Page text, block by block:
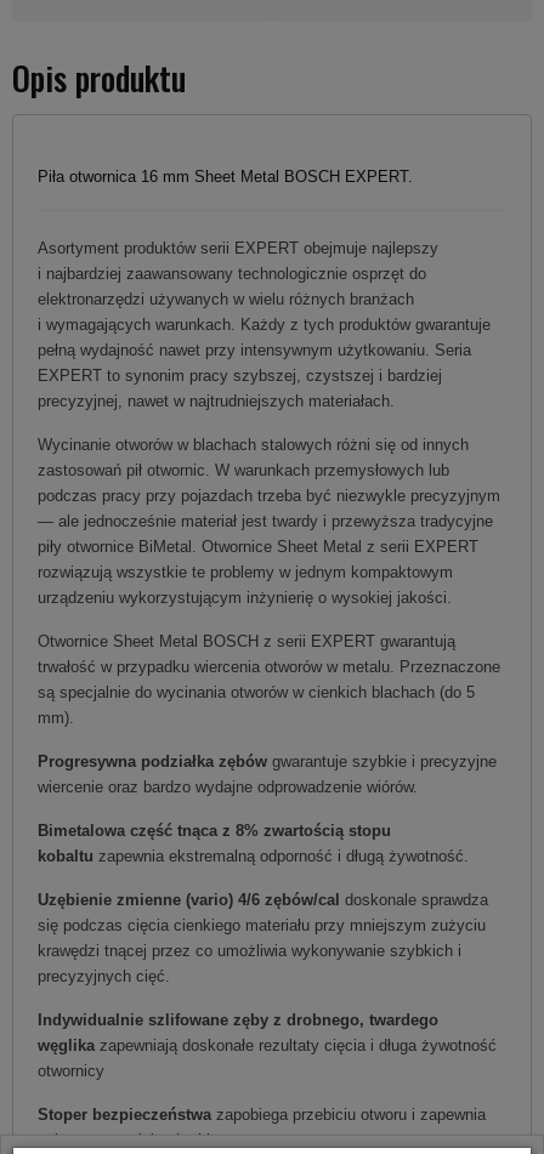
Opis produktu
Piła otwornica 16 mm Sheet Metal BOSCH EXPERT.
Asortyment produktów serii EXPERT obejmuje najlepszy
i najbardziej zaawansowany technologicznie osprzęt do
elektronarzędzi używanych w wielu różnych branżach
i wymagających warunkach. Każdy z tych produktów gwarantuje
pełną wydajność nawet przy intensywnym użytkowaniu. Seria
EXPERT to synonim pracy szybszej, czystszej i bardziej
precyzyjnej, nawet w najtrudniejszych materiałach.
Wycinanie otworów w blachach stalowych różni się od innych
zastosowań pił otwornic. W warunkach przemysłowych lub
podczas pracy przy pojazdach trzeba być niezwykle precyzyjnym
— ale jednocześnie materiał jest twardy i przewyższa tradycyjne
piły otwornice BiMetal. Otwornice Sheet Metal z serii EXPERT
rozwiązują wszystkie te problemy w jednym kompaktowym
urządzeniu wykorzystującym inżynierię o wysokiej jakości.
Otwornice Sheet Metal BOSCH z serii EXPERT gwarantują
trwałość w przypadku wiercenia otworów w metalu. Przeznaczone
są specjalnie do wycinania otworów w cienkich blachach (do 5
mm).
Progresywna podziałka zębów gwarantuje szybkie i precyzyjne
wiercenie oraz bardzo wydajne odprowadzenie wiórów.
Bimetalowa część tnąca z 8% zwartością stopu
kobaltu zapewnia ekstremalną odporność i długą żywotność.
Uzębienie zmienne (vario) 4/6 zębów/cal doskonale sprawdza
się podczas cięcia cienkiego materiału przy mniejszym zużyciu
krawędzi tnącej przez co umożliwia wykonywanie szybkich i
precyzyjnych cięć.
Indywidualnie szlifowane zęby z drobnego, twardego
węglikazapewniają doskonałe rezultaty cięcia i długa żywotność
otwornicy
Stoper bezpieczeństwazapobiega przebiciu otworu i zapewnia
ochronę materiału obrabianego